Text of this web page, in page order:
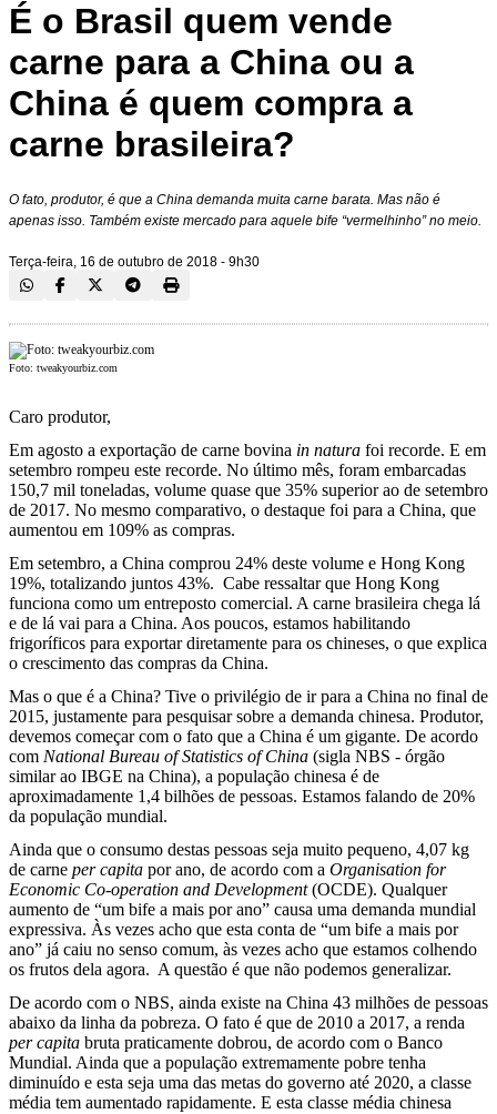
É o Brasil quem vende
carne para a China ou a
China é quem compra a
carne brasileira?
O fato, produtor, é que a China demanda muita carne barata. Mas não é
apenas isso. Também existe mercado para aquele bife “vermelhinho” no meio.
Terça-feira, 16 de outubro de 2018 - 9h30
Foto: tweakyourbiz.com
Caro produtor,
Em agosto a exportação de carne bovina in natura foi recorde. E em
setembro rompeu este recorde. No último mês, foram embarcadas
150,7 mil toneladas, volume quase que 35% superior ao de setembro
de 2017. No mesmo comparativo, o destaque foi para a China, que
aumentou em 109% as compras.
Em setembro, a China comprou 24% deste volume e Hong Kong
19%, totalizando juntos 43%. Cabe ressaltar que Hong Kong
funciona como um entreposto comercial. A carne brasileira chega lá
e de lá vai para a China. Aos poucos, estamos habilitando
frigoríficos para exportar diretamente para os chineses, o que explica
o crescimento das compras da China.
Mas o que é a China? Tive o privilégio de ir para a China no final de
2015, justamente para pesquisar sobre a demanda chinesa. Produtor,
devemos começar com o fato que a China é um gigante. De acordo
com National Bureau of Statistics of China (sigla NBS - órgão
similar ao IBGE na China), a população chinesa é de
aproximadamente 1,4 bilhões de pessoas. Estamos falando de 20%
da população mundial.
Ainda que o consumo destas pessoas seja muito pequeno, 4,07 kg
de carne per capita por ano, de acordo com a Organisation for
Economic Co-operation and Development(OCDE). Qualquer
aumento de “um bife a mais por ano” causa uma demanda mundial
expressiva. Às vezes acho que esta conta de “um bife a mais por
ano” já caiu no senso comum, às vezes acho que estamos colhendo
os frutos dela agora. A questão é que não podemos generalizar.
De acordo com o NBS, ainda existe na China 43 milhões de pessoas
abaixo da linha da pobreza. O fato é que de 2010 a 2017, a renda
per capita bruta praticamente dobrou, de acordo com o Banco
Mundial. Ainda que a população extremamente pobre tenha
diminuído e esta seja uma das metas do governo até 2020, a classe
média tem aumentado rapidamente. E esta classe média chinesa